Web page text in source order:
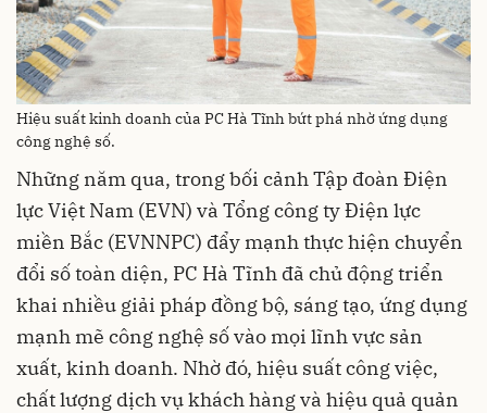
Hiệu suất kinh doanh của PC Hà Tĩnh bứt phá nhờ ứng dụng
công nghệ số.
Những năm qua, trong bối cảnh Tập đoàn Điện
lực Việt Nam (EVN) và Tổng công ty Điện lực
miền Bắc (EVNNPC) đẩy mạnh thực hiện chuyển
đổi số toàn diện, PC Hà Tĩnh đã chủ động triển
khai nhiều giải pháp đồng bộ, sáng tạo, ứng dụng
mạnh mẽ công nghệ số vào mọi lĩnh vực sản
xuất, kinh doanh. Nhờ đó, hiệu suất công việc,
chất lượng dịch vụ khách hàng và hiệu quả quản